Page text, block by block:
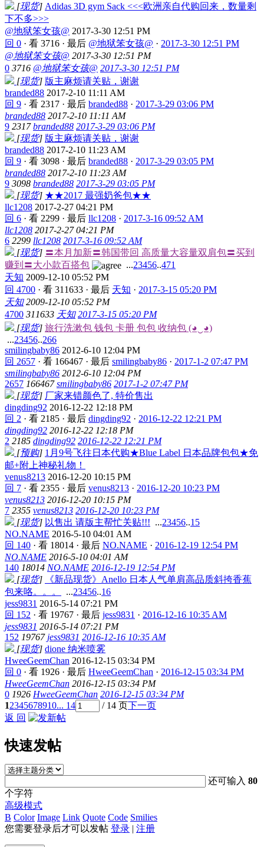
[现货] Adidas 3D gym Sack <<<欧洲亲自代购回来，数量剩
下不多>>>
@地狱笨女孩@ 2017-3-30 12:51 PM
回 0 · 看 3716 · 最后 @地狱笨女孩@ · 2017-3-30 12:51 PM
@地狱笨女孩@ 2017-3-30 12:51 PM
0 3716 @地狱笨女孩@ 2017-3-30 12:51 PM
[现货] 版主麻烦请关贴，谢谢
branded88 2017-2-10 11:11 AM
回 9 · 看 2317 · 最后 branded88 · 2017-3-29 03:06 PM
branded88 2017-2-10 11:11 AM
9 2317 branded88 2017-3-29 03:06 PM
[现货] 版主麻烦请关贴，谢谢
branded88 2017-2-10 11:23 AM
回 9 · 看 3098 · 最后 branded88 · 2017-3-29 03:05 PM
branded88 2017-2-10 11:23 AM
9 3098 branded88 2017-3-29 03:05 PM
[现货] ★★2017 最强奶爸包★★
llc1208 2017-2-27 04:21 PM
回 6 · 看 2299 · 最后 llc1208 · 2017-3-16 09:52 AM
llc1208 2017-2-27 04:21 PM
6 2299 llc1208 2017-3-16 09:52 AM
[现货] 〓本月加新〓韩国带回 高质量大容量双肩包〓买到
赚到〓大小款百搭包
...23456..471
天知 2009-12-10 05:52 PM
回 4700 · 看 311633 · 最后 天知 · 2017-3-15 05:20 PM
天知 2009-12-10 05:52 PM
4700 311633 天知 2017-3-15 05:20 PM
[现货] 旅行洗漱包 钱包 卡册 包包 收纳包 (◕‿◕)
...23456..266
smilingbaby86 2012-6-10 12:04 PM
回 2657 · 看 166467 · 最后 smilingbaby86 · 2017-1-2 07:47 PM
smilingbaby86 2012-6-10 12:04 PM
2657 166467 smilingbaby86 2017-1-2 07:47 PM
[现货] 厂家来错颜色了, 特价售出
dingding92 2016-12-22 12:18 PM
回 2 · 看 2185 · 最后 dingding92 · 2016-12-22 12:21 PM
dingding92 2016-12-22 12:18 PM
2 2185 dingding92 2016-12-22 12:21 PM
[预购] 1月9号飞往日本代购★Blue Label 日本品牌包包★免
邮+附上神秘礼物！
venus8213 2016-12-20 10:15 PM
回 7 · 看 2355 · 最后 venus8213 · 2016-12-20 10:23 PM
venus8213 2016-12-20 10:15 PM
7 2355 venus8213 2016-12-20 10:23 PM
[现货] 以售出 请版主帮忙关贴!!! ...23456..15
NO.NAME 2016-5-10 04:01 AM
回 140 · 看 18014 · 最后 NO.NAME · 2016-12-19 12:54 PM
NO.NAME 2016-5-10 04:01 AM
140 18014 NO.NAME 2016-12-19 12:54 PM
[现货]
《新品现货》Anello 日本人气单肩高品质斜挎香蕉
包来咯。。。
...23456..16
jess9831 2016-5-14 07:21 PM
回 152 · 看 19767 · 最后 jess9831 · 2016-12-16 10:35 AM
jess9831 2016-5-14 07:21 PM
152 19767 jess9831 2016-12-16 10:35 AM
[现货] dione 纳米喷雾
HweeGeemChan 2016-12-15 03:34 PM
回 0 · 看 1926 · 最后 HweeGeemChan · 2016-12-15 03:34 PM
HweeGeemChan 2016-12-15 03:34 PM
0 1926 HweeGeemChan 2016-12-15 03:34 PM
12345678910... 14 / 14 页下一页
返 回
快速发帖
还可输入80
个字符
高级模式
B Color Image Link Quote Code Smilies
您需要登录后才可以发帖 登录 | 注册